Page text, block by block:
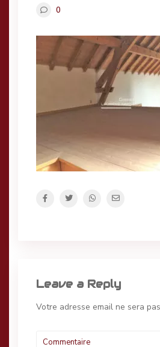
0
Leave a Reply
Votre adresse email ne sera